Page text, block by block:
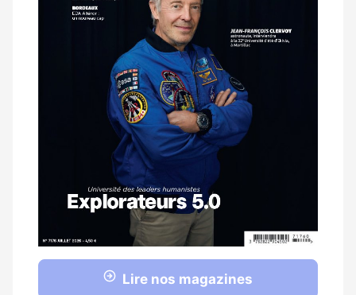
Lire nos magazines